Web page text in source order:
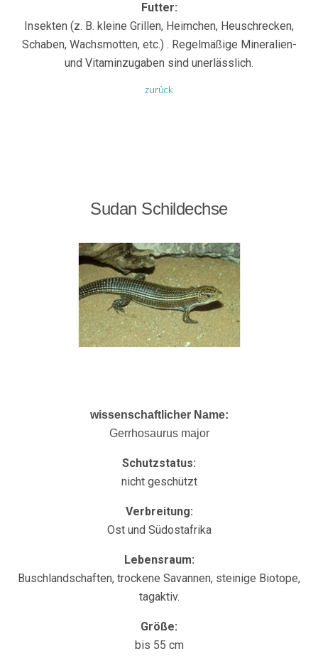
Futter:
Insekten (z. B. kleine Grillen, Heimchen, Heuschrecken,
Schaben, Wachsmotten, etc.) . Regelmäßige Mineralien-
und Vitaminzugaben sind unerlässlich.
zurück
Sudan Schildechse
wissenschaftlicher Name:
Gerrhosaurus major
Schutzstatus:
nicht geschützt
Verbreitung:
Ost und Südostafrika
Lebensraum:
Buschlandschaften, trockene Savannen, steinige Biotope,
tagaktiv.
Größe:
bis 55 cm